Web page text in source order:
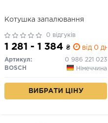
Котушка запалювання
0 відгуків
1 281 - 1 384 ₴ від 0 дн.
Артикул:
0 986 221 023
BOSCH
Німеччина
ВИБРАТИ ЦІНУ